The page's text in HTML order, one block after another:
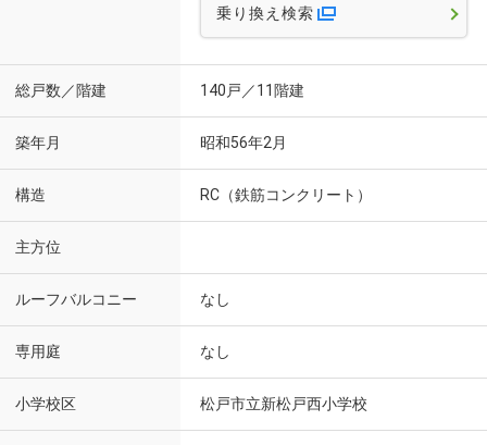
乗り換え検索
総戸数／階建 140戸／11階建
築年月 昭和56年2月
構造 RC（鉄筋コンクリート）
主方位
ルーフバルコニー なし
専用庭 なし
小学校区 松戸市立新松戸西小学校